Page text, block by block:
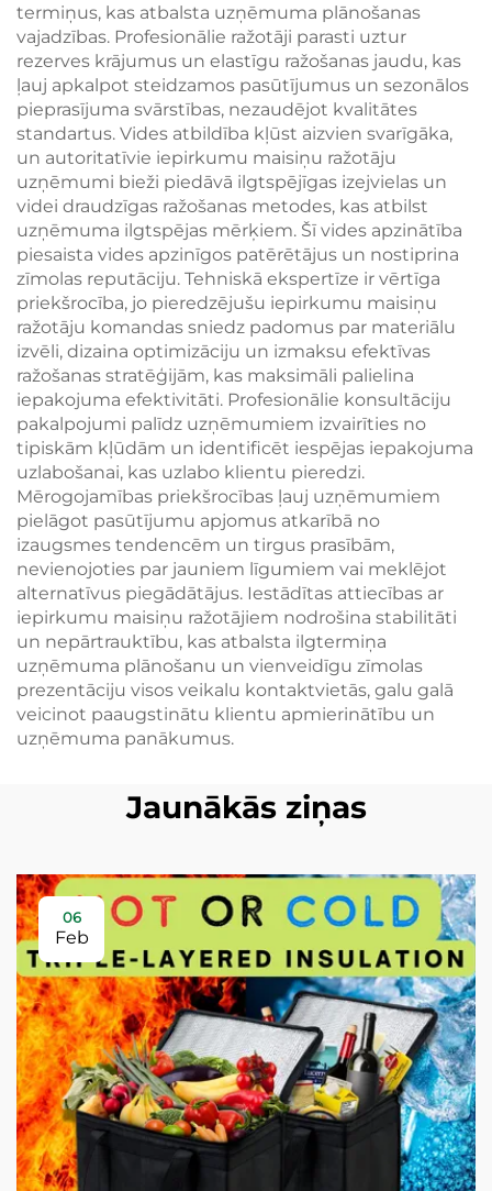
termiņus, kas atbalsta uzņēmuma plānošanas
vajadzības. Profesionālie ražotāji parasti uztur
rezerves krājumus un elastīgu ražošanas jaudu, kas
ļauj apkalpot steidzamos pasūtījumus un sezonālos
pieprasījuma svārstības, nezaudējot kvalitātes
standartus. Vides atbildība kļūst aizvien svarīgāka,
un autoritatīvie iepirkumu maisiņu ražotāju
uzņēmumi bieži piedāvā ilgtspējīgas izejvielas un
videi draudzīgas ražošanas metodes, kas atbilst
uzņēmuma ilgtspējas mērķiem. Šī vides apzinātība
piesaista vides apzinīgos patērētājus un nostiprina
zīmolas reputāciju. Tehniskā ekspertīze ir vērtīga
priekšrocība, jo pieredzējušu iepirkumu maisiņu
ražotāju komandas sniedz padomus par materiālu
izvēli, dizaina optimizāciju un izmaksu efektīvas
ražošanas stratēģijām, kas maksimāli palielina
iepakojuma efektivitāti. Profesionālie konsultāciju
pakalpojumi palīdz uzņēmumiem izvairīties no
tipiskām kļūdām un identificēt iespējas iepakojuma
uzlabošanai, kas uzlabo klientu pieredzi.
Mērogojamības priekšrocības ļauj uzņēmumiem
pielāgot pasūtījumu apjomus atkarībā no
izaugsmes tendencēm un tirgus prasībām,
nevienojoties par jauniem līgumiem vai meklējot
alternatīvus piegādātājus. Iestādītas attiecības ar
iepirkumu maisiņu ražotājiem nodrošina stabilitāti
un nepārtrauktību, kas atbalsta ilgtermiņa
uzņēmuma plānošanu un vienveidīgu zīmolas
prezentāciju visos veikalu kontaktvietās, galu galā
veicinot paaugstinātu klientu apmierinātību un
uzņēmuma panākumus.
Jaunākās ziņas
06
Feb